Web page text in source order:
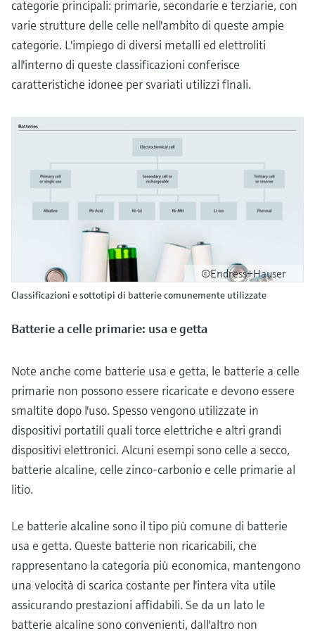
categorie principali: primarie, secondarie e terziarie, con
varie strutture delle celle nell'ambito di queste ampie
categorie. L'impiego di diversi metalli ed elettroliti
all'interno di queste classificazioni conferisce
caratteristiche idonee per svariati utilizzi finali.
©Endress+Hauser
Classificazioni e sottotipi di batterie comunemente utilizzate
Batterie a celle primarie: usa e getta
Note anche come batterie usa e getta, le batterie a celle
primarie non possono essere ricaricate e devono essere
smaltite dopo l'uso. Spesso vengono utilizzate in
dispositivi portatili quali torce elettriche e altri grandi
dispositivi elettronici. Alcuni esempi sono celle a secco,
batterie alcaline, celle zinco-carbonio e celle primarie al
litio.
Le batterie alcaline sono il tipo più comune di batterie
usa e getta. Queste batterie non ricaricabili, che
rappresentano la categoria più economica, mantengono
una velocità di scarica costante per l'intera vita utile
assicurando prestazioni affidabili. Se da un lato le
batterie alcaline sono convenienti, dall'altro non